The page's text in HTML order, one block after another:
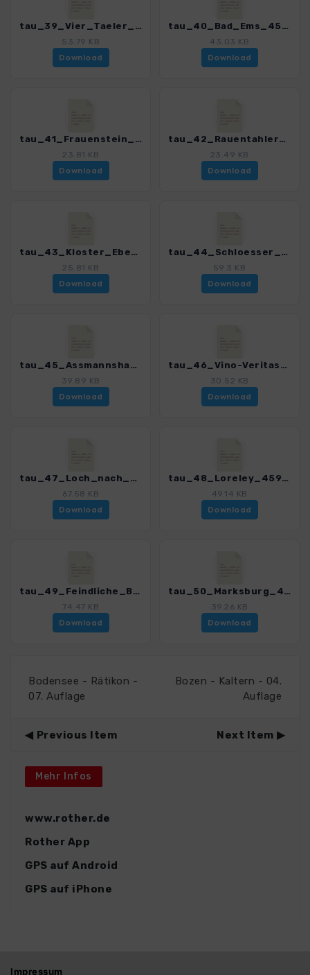
tau_39_Vier_Taeler_Tour_4590_6.gpx
53.79 KB
Download
tau_40_Bad_Ems_4590_6.gpx
43.03 KB
Download
tau_41_Frauenstein_Grauen_Stein_4590_6.gpx
23.81 KB
Download
tau_42_Rauentahler_Spange_4590_6.gpx
23.49 KB
Download
tau_43_Kloster_Eberbach_4590_6.gpx
25.81 KB
Download
tau_44_Schloesser_Kloester_4590_6.gpx
59.3 KB
Download
tau_45_Assmannshausen_4590_6.gpx
39.89 KB
Download
tau_46_Vino-Veritas_4590_6.gpx
30.52 KB
Download
tau_47_Loch_nach_Kaub_4590_6.gpx
67.58 KB
Download
tau_48_Loreley_4590_6.gpx
49.14 KB
Download
tau_49_Feindliche_Brueder_4590_6.gpx
74.47 KB
Download
tau_50_Marksburg_4590_6.gpx
39.26 KB
Download
Bodensee - Rätikon -
07. Auflage
Bozen - Kaltern - 04.
Auflage
Previous Item Next Item
Mehr Infos
www.rother.de
Rother App
GPS auf Android
GPS auf iPhone
Impressum